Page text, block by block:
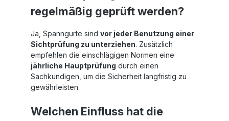
regelmäßig geprüft werden?
Ja, Spanngurte sind vor jeder Benutzung einer
Sichtprüfung zu unterziehen. Zusätzlich
empfehlen die einschlägigen Normen eine
jährliche Hauptprüfung durch einen
Sachkundigen, um die Sicherheit langfristig zu
gewährleisten.
Welchen Einfluss hat die